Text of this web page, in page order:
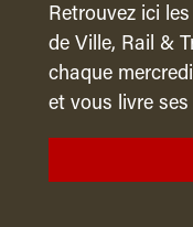
Retrouvez ici
de Ville, Rail &
chaque
et vous livre